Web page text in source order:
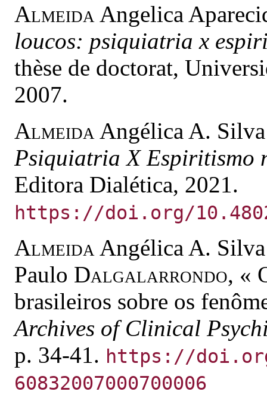
Almeida Angelica
loucos: psiquiatria x
thèse de doctorat,
2007.
Almeida Angélica A.
Psiquiatria X Espiritismo
Editora Dialética, 2021.
https://doi.org/
Almeida Angélica A.
Paulo Dalgalarrondo, «
brasileiros sobre os
Archives of Clinical
p. 34-41. https://
60832007000700006